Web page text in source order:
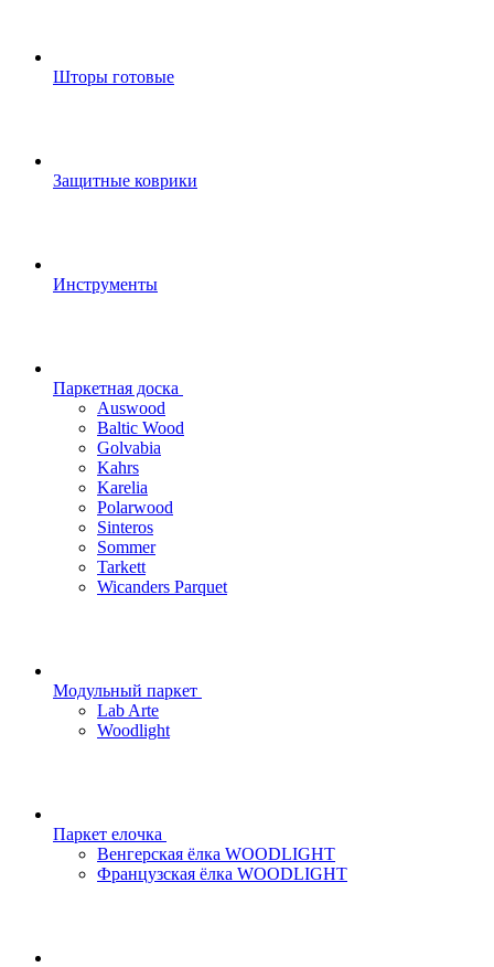
Шторы готовые
Защитные коврики
Инструменты
Паркетная доска
Auswood
Baltic Wood
Golvabia
Kahrs
Karelia
Polarwood
Sinteros
Sommer
Tarkett
Wicanders Parquet
Модульный паркет
Lab Arte
Woodlight
Паркет елочка
Венгерская ёлка WOODLIGHT
Французская ёлка WOODLIGHT